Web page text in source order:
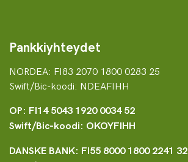
Pankkiyhteydet
NORDEA: FI83 2070 1800 0283 25
Swift/Bic-koodi: NDEAFIHH
OP: FI14 5043 1920 0034 52
Swift/Bic-koodi: OKOYFIHH
DANSKE BANK: FI55 8000 1800 2241 32